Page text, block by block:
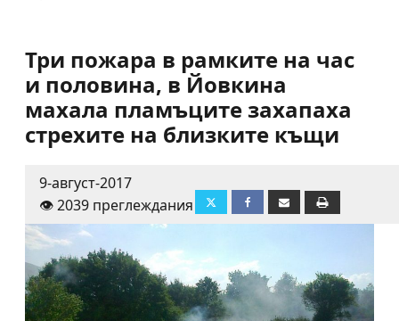
Три пожара в рамките на час
и половина, в Йовкина
махала пламъците захапаха
стрехите на близките къщи
9-август-2017
👁️ 2039 преглеждания